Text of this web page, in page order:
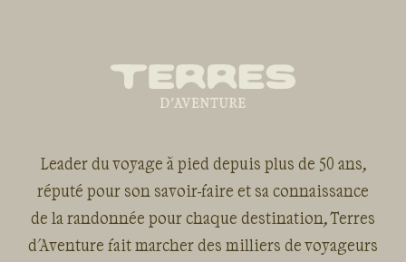
Leader du voyage à pied depuis plus de 50 ans,
réputé pour son savoir-faire et sa connaissance
de la randonnée pour chaque destination, Terres
d'Aventure fait marcher des milliers de voyageurs